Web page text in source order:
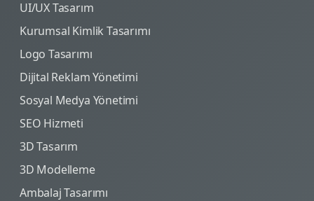
UI/UX Tasarım
Kurumsal Kimlik Tasarımı
Logo Tasarımı
Dijital Reklam Yönetimi
Sosyal Medya Yönetimi
SEO Hizmeti
3D Tasarım
3D Modelleme
Ambalaj Tasarımı